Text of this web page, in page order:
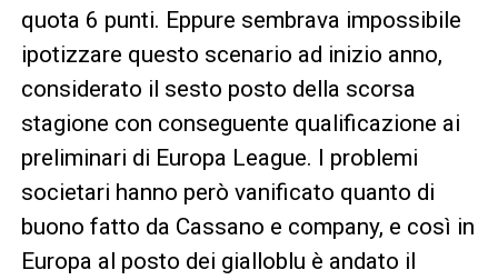
quota 6 punti. Eppure sembrava impossibile
ipotizzare questo scenario ad inizio anno,
considerato il sesto posto della scorsa
stagione con conseguente qualificazione ai
preliminari di Europa League. I problemi
societari hanno però vanificato quanto di
buono fatto da Cassano e company, e così in
Europa al posto dei gialloblu è andato il